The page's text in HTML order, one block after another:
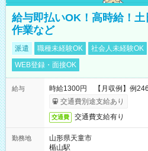
給与即払いOK！高時給！
作業など
派遣 職種未経験OK 社会人未経験OK
WEB登録・面接OK
給与
時給1300円 【月収例】例
交通費別途支給あり
交通費 交通費支給有り
勤務地
山形県天童市
楯山駅